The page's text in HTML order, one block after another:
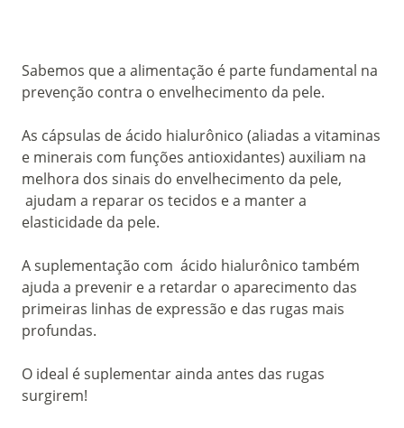
Sabemos que a alimentação é parte fundamental na
prevenção contra o envelhecimento da pele.
As cápsulas de ácido hialurônico (aliadas a vitaminas
e minerais com funções antioxidantes) auxiliam na
melhora dos sinais do envelhecimento da pele,
ajudam a reparar os tecidos e a manter a
elasticidade da pele.
A suplementação com ácido hialurônico também
ajuda a prevenir e a retardar o aparecimento das
primeiras linhas de expressão e das rugas mais
profundas.
O ideal é suplementar ainda antes das rugas
surgirem!